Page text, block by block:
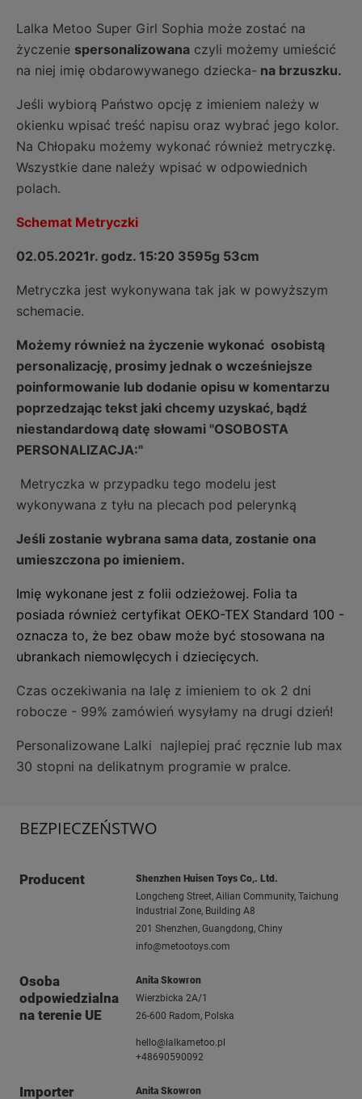
Lalka Metoo Super Girl Sophia może zostać na
życzenie spersonalizowana czyli możemy umieścić
na niej imię obdarowywanego dziecka- na brzuszku.
Jeśli wybiorą Państwo opcję z imieniem należy w
okienku wpisać treść napisu oraz wybrać jego kolor.
Na Chłopaku możemy wykonać również metryczkę.
Wszystkie dane należy wpisać w odpowiednich
polach.
Schemat Metryczki
02.05.2021r. godz. 15:20 3595g 53cm
Metryczka jest wykonywana tak jak w powyższym
schemacie.
Możemy również na życzenie wykonać osobistą
personalizację, prosimy jednak o wcześniejsze
poinformowanie lub dodanie opisu w komentarzu
poprzedzając tekst jaki chcemy uzyskać, bądź
niestandardową datę słowami "OSOBOSTA
PERSONALIZACJA:"
Metryczka w przypadku tego modelu jest
wykonywana z tyłu na plecach pod pelerynką
Jeśli zostanie wybrana sama data, zostanie ona
umieszczona po imieniem.
Imię wykonane jest z folii odzieżowej. Folia ta
posiada również certyfikat OEKO-TEX Standard 100 -
oznacza to, że bez obaw może być stosowana na
ubrankach niemowlęcych i dziecięcych.
Czas oczekiwania na lalę z imieniem to ok 2 dni
robocze - 99% zamówień wysyłamy na drugi dzień!
Personalizowane Lalki najlepiej prać ręcznie lub max
30 stopni na delikatnym programie w pralce.
BEZPIECZEŃSTWO
Producent
Shenzhen Huisen Toys Co,. Ltd.
Longcheng Street, Ailian Community, Taichung
Industrial Zone, Building A8
201 Shenzhen, Guangdong, Chiny
info@metootoys.com
Osoba
odpowiedzialna
na terenie UE
Anita Skowron
Wierzbicka 2A/1
26-600 Radom, Polska
hello@lalkametoo.pl
+48690590092
Importer
Anita Skowron